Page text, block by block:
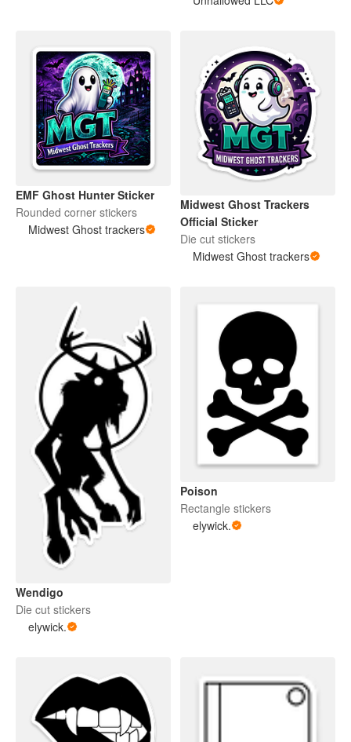
EMF Ghost Hunter Sticker
Rounded corner stickers
Midwest Ghost trackers
Midwest Ghost Trackers
Official Sticker
Die cut stickers
Midwest Ghost trackers
Wendigo
Die cut stickers
elywick.
Poison
Rectangle stickers
elywick.